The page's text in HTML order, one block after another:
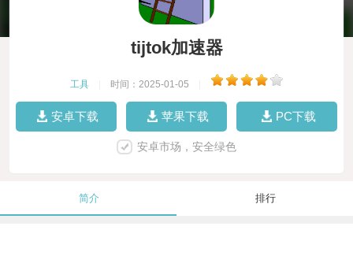
tijtok加速器
工具 时间：2025-01-05
安卓下载 苹果下载 PC下载
安卓市场，安全绿色
简介 排行